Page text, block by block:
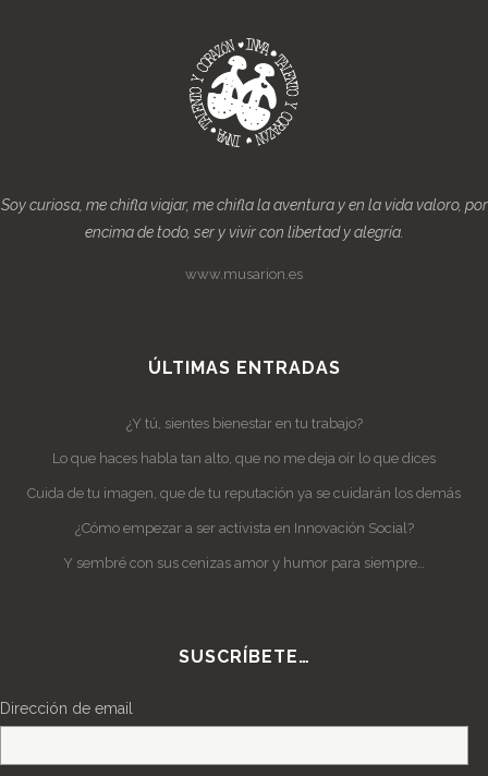
Soy curiosa, me chifla viajar, me chifla la aventura y en la vida valoro, por
encima de todo, ser y vivir con libertad y alegría.
www.musarion.es
ÚLTIMAS ENTRADAS
¿Y tú, sientes bienestar en tu trabajo?
Lo que haces habla tan alto, que no me deja oír lo que dices
Cuida de tu imagen, que de tu reputación ya se cuidarán los demás
¿Cómo empezar a ser activista en Innovación Social?
Y sembré con sus cenizas amor y humor para siempre…
SUSCRÍBETE…
Dirección de email